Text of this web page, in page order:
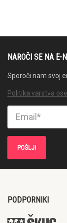
NAROČI SE NA E-
Sporoči nam svoj
Politika varstva
PODPORNIKI